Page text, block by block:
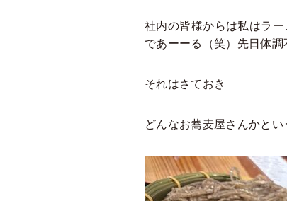
社内の皆様からは私はラ
であーーる（笑）先日体
それはさておき
どんなお蕎麦屋さんかとい